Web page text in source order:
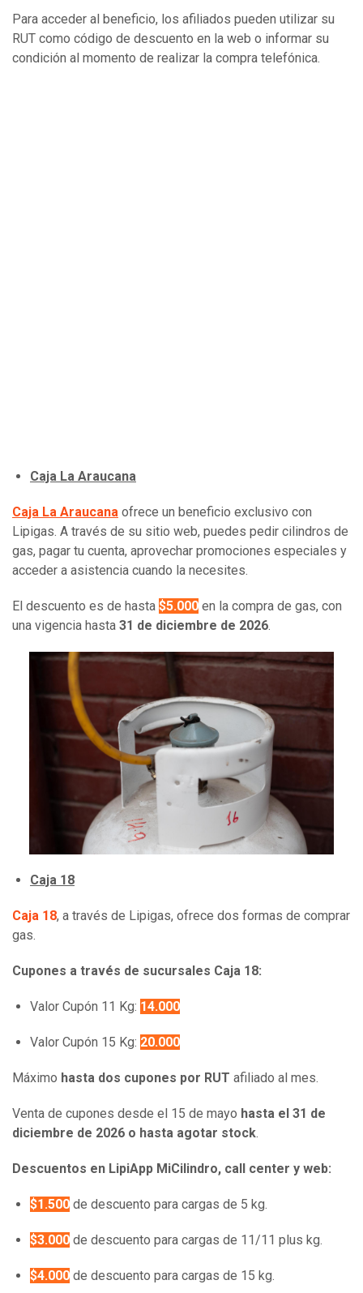
Para acceder al beneficio, los afiliados pueden utilizar su
RUT como código de descuento en la web o informar su
condición al momento de realizar la compra telefónica.
Caja La Araucana
Caja La Araucana ofrece un beneficio exclusivo con
Lipigas. A través de su sitio web, puedes pedir cilindros de
gas, pagar tu cuenta, aprovechar promociones especiales y
acceder a asistencia cuando la necesites.
El descuento es de hasta $5.000 en la compra de gas, con
una vigencia hasta 31 de diciembre de 2026.
Caja 18
Caja 18, a través de Lipigas, ofrece dos formas de comprar
gas.
Cupones a través de sucursales Caja 18:
Valor Cupón 11 Kg: 14.000
Valor Cupón 15 Kg: 20.000
Máximo hasta dos cupones por RUT afiliado al mes.
Venta de cupones desde el 15 de mayo hasta el 31 de
diciembre de 2026 o hasta agotar stock.
Descuentos en LipiApp MiCilindro, call center y web:
$1.500 de descuento para cargas de 5 kg.
$3.000 de descuento para cargas de 11/11 plus kg.
$4.000 de descuento para cargas de 15 kg.